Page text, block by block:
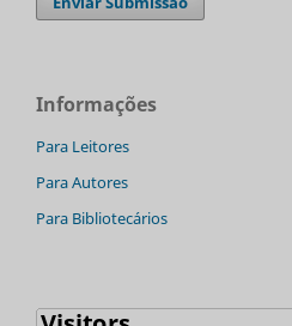
Informações
Para Leitores
Para Autores
Para Bibliotecários